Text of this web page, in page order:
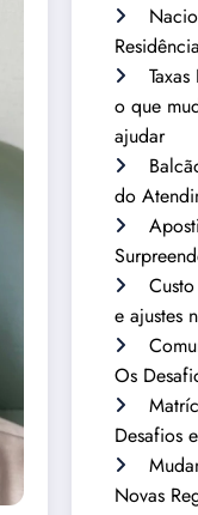
o que
ajudar
do
e ajustes
Os
Desafios
Novas